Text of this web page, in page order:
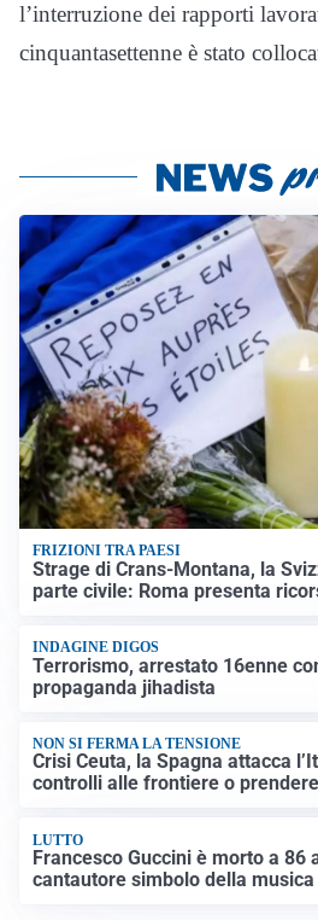
l’interruzione dei rapporti
cinquantasettenne è stato
FRIZIONI TRA PAESI
Strage di Crans-Montana, la
parte civile: Roma presenta
INDAGINE DIGOS
Terrorismo, arrestato 16enne
propaganda jihadista
NON SI FERMA LA TENSIONE
Crisi Ceuta, la Spagna attacca
controlli alle frontiere o
LUTTO
Francesco Guccini è morto a 86
cantautore simbolo della